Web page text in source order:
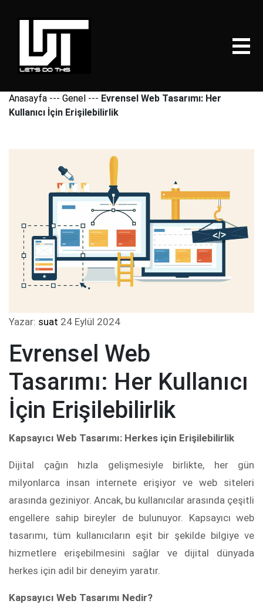
Anasayfa --- Genel --- Evrensel Web Tasarımı: Her
Kullanıcı İçin Erişilebilirlik
Yazar: suat 24 Eylül 2024
Evrensel Web
Tasarımı: Her Kullanıcı
İçin Erişilebilirlik
Kapsayıcı Web Tasarımı: Herkes için Erişilebilirlik
Dijital çağın hızla gelişmesiyle birlikte, her gün
milyonlarca insan internete erişiyor ve web siteleri
arasında geziniyor. Ancak, bu kullanıcılar arasında çeşitli
engellere sahip bireyler de bulunuyor. Kapsayıcı web
tasarımı, tüm kullanıcıların eşit bir şekilde bilgiye ve
hizmetlere erişebilmesini sağlar ve dijital dünyada
herkes için adil bir deneyim yaratır.
Kapsayıcı Web Tasarımı Nedir?